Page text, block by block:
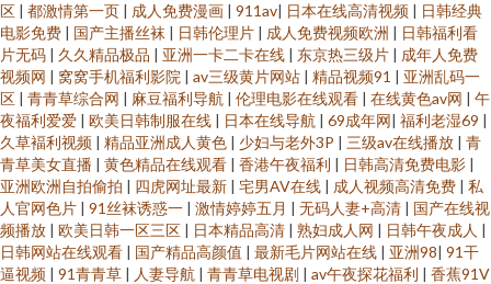
区 | 都激情第一页 | 成人免费漫画 | 911av| 日本在线高清视频 | 日韩经典
电影免费 | 国产主播丝袜 | 日韩伦理片 | 成人免费视频欧洲 | 日韩福利看
片无码 | 久久精品极品 | 亚洲一卡二卡在线 | 东京热三级片 | 成年人免费
视频网 | 窝窝手机福利影院 | av三级黄片网站 | 精品视频91 | 亚洲乱码一
区 | 青青草综合网 | 麻豆福利导航 | 伦理电影在线观看 | 在线黄色av网 | 午
夜福利爱爱 | 欧美日韩制服在线 | 日本在线导航 | 69成年网| 福利老湿69 |
久草褔利视频 | 精品亚洲成人黄色 | 少妇与老外3P | 三级av在线播放 | 青
青草美女直播 | 黄色精品在线观看 | 香港午夜福利 | 日韩高清免费电影 |
亚洲欧洲自拍偷拍 | 四虎网址最新 | 宅男AV在线 | 成人视频高清免费 | 私
人官网色片 | 91丝袜诱惑一 | 激情婷婷五月 | 无码人妻+高清 | 国产在线视
频播放 | 欧美日韩一区三区 | 日本精品高清 | 熟妇成人网 | 日韩午夜成人 |
日韩网站在线观看 | 国产精品高颜值 | 最新毛片网站在线 | 亚洲98| 91干
逼视频 | 91青青草 | 人妻导航 | 青青草电视剧 | av午夜探花福利 | 香蕉91V